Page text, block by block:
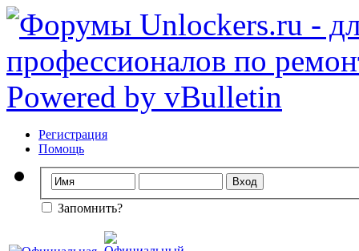
Регистрация
Помощь
Запомнить?